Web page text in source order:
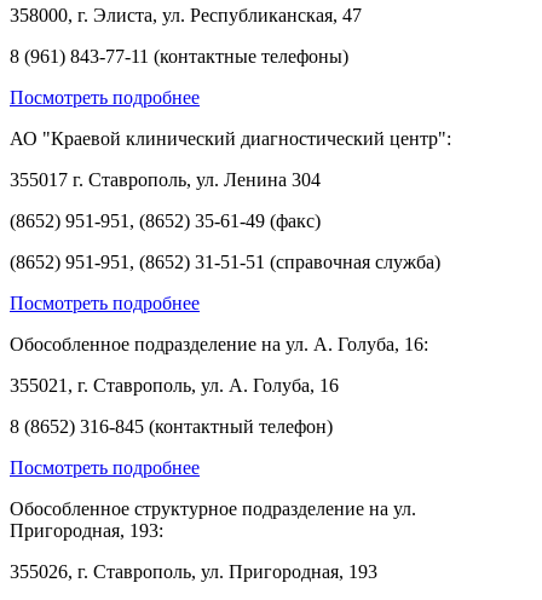
358000, г. Элиста, ул. Республиканская, 47
8 (961) 843-77-11 (контактные телефоны)
Посмотреть подробнее
АО "Краевой клинический диагностический центр":
355017 г. Ставрополь, ул. Ленина 304
(8652) 951-951, (8652) 35-61-49 (факс)
(8652) 951-951, (8652) 31-51-51 (справочная служба)
Посмотреть подробнее
Обособленное подразделение на ул. А. Голуба, 16:
355021, г. Ставрополь, ул. А. Голуба, 16
8 (8652) 316-845 (контактный телефон)
Посмотреть подробнее
Обособленное структурное подразделение на ул.
Пригородная, 193:
355026, г. Ставрополь, ул. Пригородная, 193